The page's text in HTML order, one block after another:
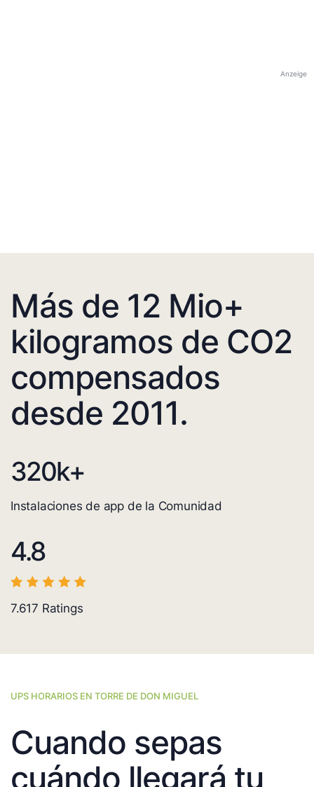
Anzeige
Más de 12 Mio+
kilogramos de CO2
compensados
desde 2011.
320k+
Instalaciones de app de la Comunidad
4.8
7.617 Ratings
UPS HORARIOS EN TORRE DE DON MIGUEL
Cuando sepas
cuándo llegará tu